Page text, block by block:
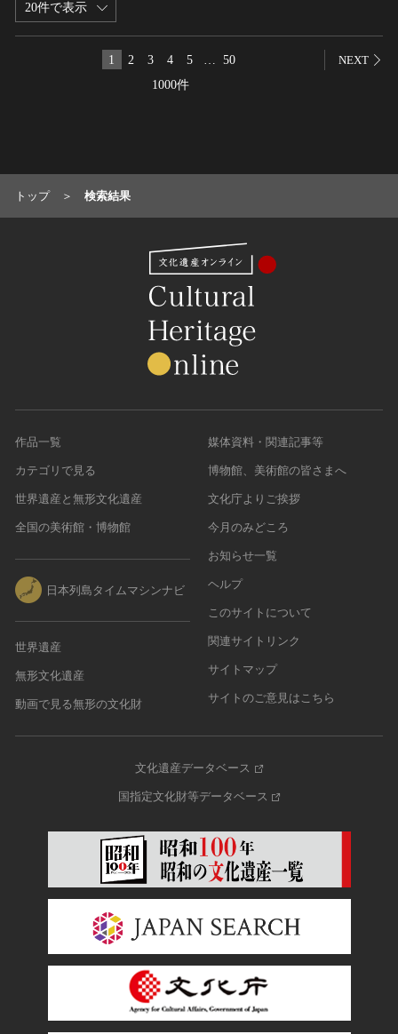
20件で表示
1000件
1 2 3 4 5 50 NEXT
天然記念物
動物
工芸技術
トップ 検索結果
作品一覧
カテゴリで見る
世界遺産と無形文化遺産
全国の美術館・博物館
日本列島タイムマシンナビ
世界遺産
無形文化遺産
動画で見る無形の文化財
媒体資料・関連記事等
博物館、美術館の皆さまへ
文化庁よりご挨拶
今月のみどころ
お知らせ一覧
ヘルプ
このサイトについて
関連サイトリンク
サイトマップ
サイトのご意見はこちら
文化遺産データベース
国指定文化財等データベース